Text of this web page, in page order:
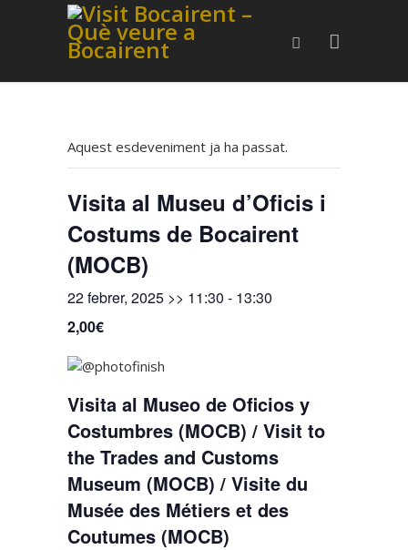
Aquest esdeveniment ja ha passat.
Visita al Museu d’Oficis i
Costums de Bocairent
(MOCB)
22 febrer, 2025 >> 11:30 - 13:30
2,00€
Visita al Museo de Oficios y
Costumbres (MOCB) / Visit to
the Trades and Customs
Museum (MOCB) / Visite du
Musée des Métiers et des
Coutumes (MOCB)